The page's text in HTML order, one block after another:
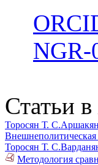
NGR-
Статьи
Торосян Т. С.
Торосян Т. С.
Методология